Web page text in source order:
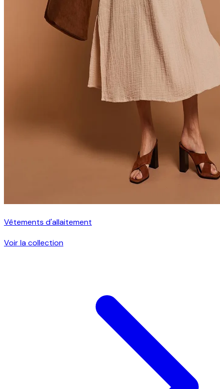
Vêtements d'allaitement
Voir la collection